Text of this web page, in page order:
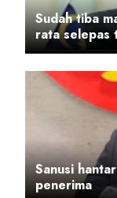
Sudah tiba
rata selepas
Sanusi
penerima